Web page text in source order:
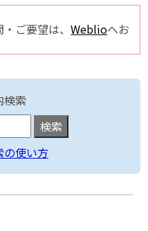
ご要望は、Weblioへお
検索
の使い方